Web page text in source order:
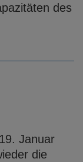
des
Januar
die